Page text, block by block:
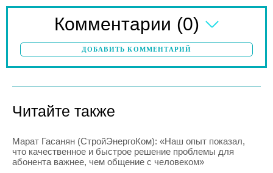
Комментарии (0)
ДОБАВИТЬ КОММЕНТАРИЙ
Читайте также
Марат Гасанян (СтройЭнергоКом): «Наш опыт показал,
что качественное и быстрое решение проблемы для
абонента важнее, чем общение с человеком»